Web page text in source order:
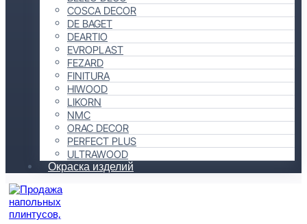
COSCA DECOR
DE BAGET
DEARTIO
EVROPLAST
FEZARD
FINITURA
HIWOOD
LIKORN
NMC
ORAC DECOR
PERFECT PLUS
ULTRAWOOD
Окраска изделий